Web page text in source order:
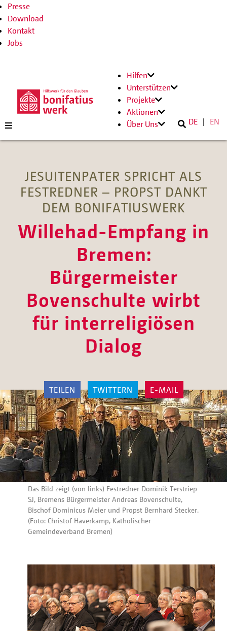
Presse
Download
Kontakt
Jobs
Hilfen
Unterstützen
Projekte
Aktionen
Über Uns
DE EN
JESUITENPATER SPRICHT ALS
FESTREDNER – PROPST DANKT
DEM BONIFATIUSWERK
Willehad-Empfang in
Bremen:
Bürgermeister
Bovenschulte wirbt
für interreligiösen
Dialog
TEILEN TWITTERN E-MAIL
Das Bild zeigt (von links) Festredner Dominik Terstriep
SJ, Bremens Bürgermeister Andreas Bovenschulte,
Bischof Dominicus Meier und Propst Bernhard Stecker.
(Foto: Christof Haverkamp, Katholischer
Gemeindeverband Bremen)